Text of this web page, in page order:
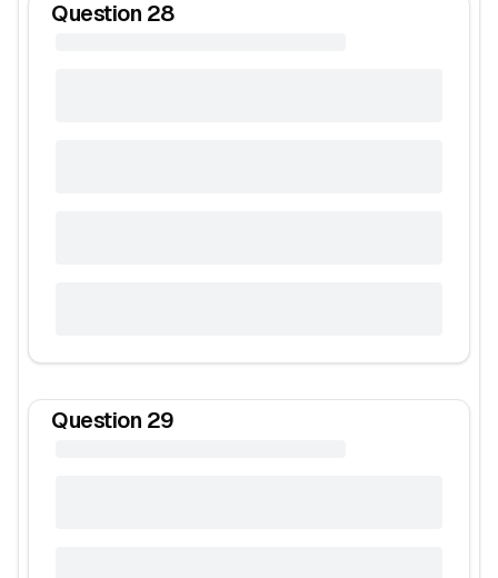
Question 28
Question 29